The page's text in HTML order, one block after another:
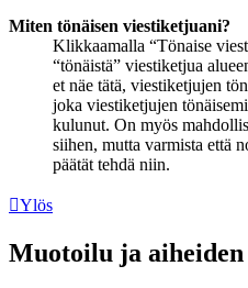
Miten tönäisen viestiketjuani?
Klikkaamalla “Tönaise
“tönäistä” viestiketjua
et näe tätä, viestiketjujen
joka viestiketjujen
kulunut. On myös
siihen, mutta varmista että
päätät tehdä niin.
Ylös
Muotoilu ja